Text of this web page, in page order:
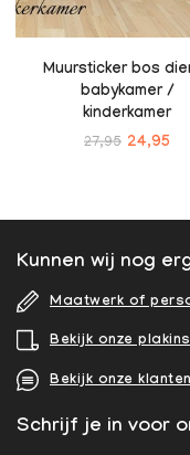
Muursticker bos
babykamer /
kinderkamer
27,95 24,95
Kunnen wij nog
Maatwerk of
Bekijk onze
Bekijk onze
Schrijf je in voor